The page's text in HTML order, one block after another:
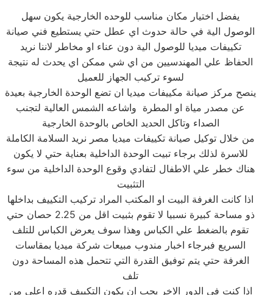
يفضل اختيار مكان مناسب للوحده الخارجية يكون سهل
الوصول الية في حالة حدوث اي عطل حتي يستطيع فني صيانة
تكييفات ميديا للوصول الية دون عناء او مخاطر لاننا نريد
الحفاظ علي المهندسيين من اي شي ممكن اي يحدث له نتيجة
لسوء تركيب الجهاز للعميل
ينصح مركز صيانة مكييفات ميديا ان تضع الوحدة الخارجية بعيدة
عن مصدر مياة او المطرة واشاعه الشمس العالية لتجنب
الصداء وتاكل الحديد الخاص بالوحدة الخارجية
من خلال توكيل صيانة تكييفات ميديا مصر نريد السلامة الكاملة
للاسرة لذلك برجاء تبيت الوحدة الداخلية بعناية حتي لا يكون
هناك خطر علي الاطفال لتفادي وقوع الوحدة الداخلية من سوء
التثبيت
اذا كانت الغرفة البيت او المكتب المراد تركيب التكييف بداخلها
ذو مساحة كبيرة نسبيا لا تقوم بثبيت اقل من 2.25 حصان حتي
تقوم بالضغط علي الكباس وهذا سوف يعرض الكباس للتلف
السريع فبرجاء اخبار مندوب مبيعات شركة ميديا بمقاسات
الغرفة حتي يتم توفيق القدرة التي تتحمل هذه المساحة دون
تلف
اذا كنت في الدور الاخر يجب ان يكون التكييف قدره اعلي من